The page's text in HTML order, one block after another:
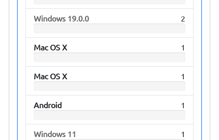
Windows 19.0.0 2
Mac OS X 1
Mac OS X 1
Android 1
Windows 11 1